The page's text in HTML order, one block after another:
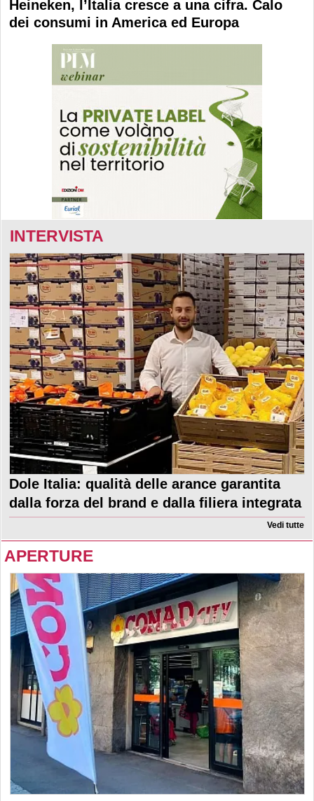
Heineken, l’Italia cresce a una cifra. Calo
dei consumi in America ed Europa
INTERVISTA
Dole Italia: qualità delle arance garantita
dalla forza del brand e dalla filiera integrata
Vedi tutte
APERTURE